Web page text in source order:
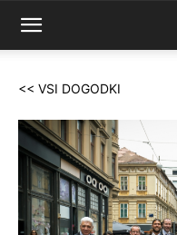
<< VSI DOGODKI